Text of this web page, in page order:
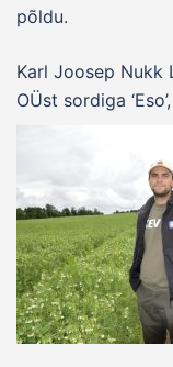
põldu.
Karl Joosep Nukk
OÜst sordiga